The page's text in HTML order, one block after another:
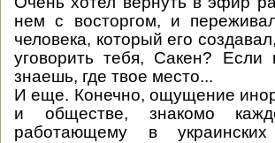
нем с восторгом, и
человека, который его
уговорить тебя, Сакен?
знаешь, где твое место...
И еще. Конечно, ощущение
и обществе, знакомо
работающему в